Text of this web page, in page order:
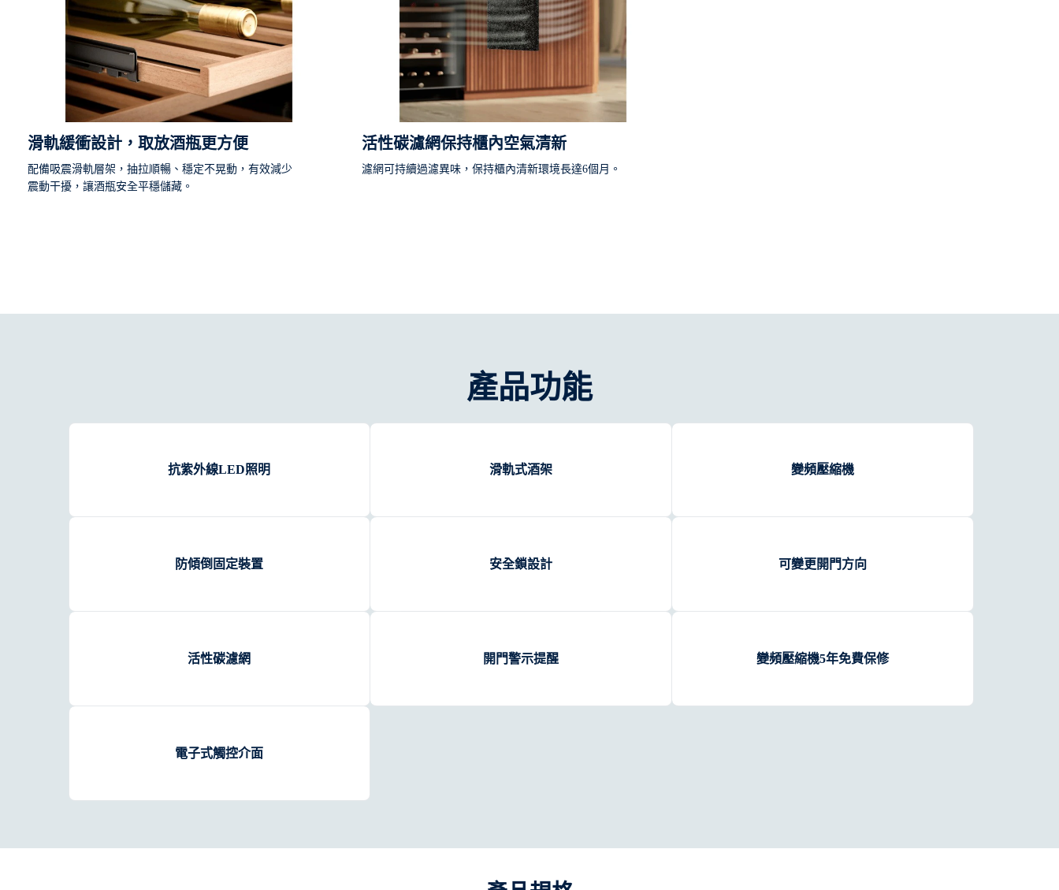
滑軌緩衝設計，取放酒瓶更方便
配備吸震滑軌層架，抽拉順暢、穩定不晃動，有效減少
震動干擾，讓酒瓶安全平穩儲藏。
活性碳濾網保持櫃內空氣清新
濾網可持續過濾異味，保持櫃內清新環境長達6個月。
產品功能
抗紫外線LED照明 滑軌式酒架 變頻壓縮機
防傾倒固定裝置 安全鎖設計 可變更開門方向
活性碳濾網 開門警示提醒 變頻壓縮機5年免費保修
電子式觸控介面